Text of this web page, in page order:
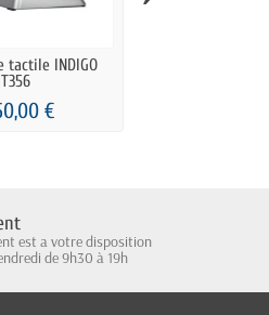
tactile INDIGO
€
est a votre disposition
de 9h30 à 19h